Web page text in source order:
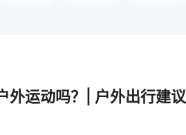
外运动吗？| 户外出行建议